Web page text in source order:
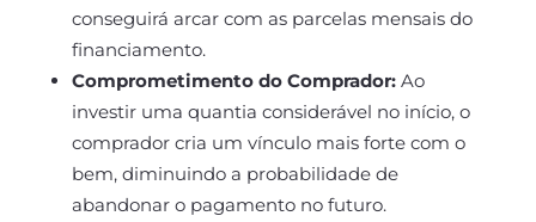
conseguirá arcar com as parcelas mensais do
financiamento.
Comprometimento do Comprador:Ao
investir uma quantia considerável no início, o
comprador cria um vínculo mais forte com o
bem, diminuindo a probabilidade de
abandonar o pagamento no futuro.